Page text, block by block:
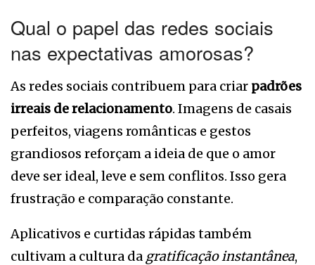
Qual o papel das redes sociais
nas expectativas amorosas?
As redes sociais contribuem para criar padrões
irreais de relacionamento. Imagens de casais
perfeitos, viagens românticas e gestos
grandiosos reforçam a ideia de que o amor
deve ser ideal, leve e sem conflitos. Isso gera
frustração e comparação constante.
Aplicativos e curtidas rápidas também
cultivam a cultura da gratificação instantânea,